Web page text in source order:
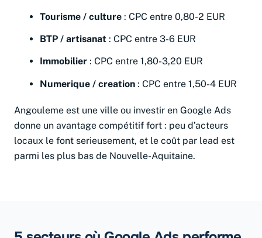
Tourisme / culture : CPC entre 0,80-2 EUR
BTP / artisanat : CPC entre 3-6 EUR
Immobilier : CPC entre 1,80-3,20 EUR
Numerique / creation : CPC entre 1,50-4 EUR
Angouleme est une ville ou investir en Google Ads
donne un avantage compétitif fort : peu d’acteurs
locaux le font serieusement, et le coût par lead est
parmi les plus bas de Nouvelle-Aquitaine.